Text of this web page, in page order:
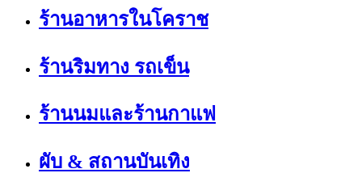
ร้านอาหารในโคราช
ร้านริมทาง รถเข็น
ร้านนมและร้านกาแฟ
ผับ & สถานบันเทิง